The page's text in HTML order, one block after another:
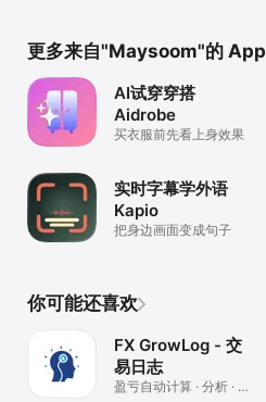
更多来自"Maysoom"的 App
AI试穿穿搭
Aidrobe
买衣服前先看上身效果
实时字幕学外语
Kapio
把身边画面变成句子
你可能还喜欢
FX GrowLog - 交
易日志
盈亏自动计算 · 分析 · 成